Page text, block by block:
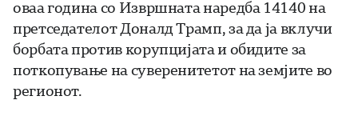
оваа година со Извршната наредба 14140 на
претседателот Доналд Трамп, за да ја вклучи
борбата против корупцијата и обидите за
поткопување на суверенитетот на земјите во
регионот.